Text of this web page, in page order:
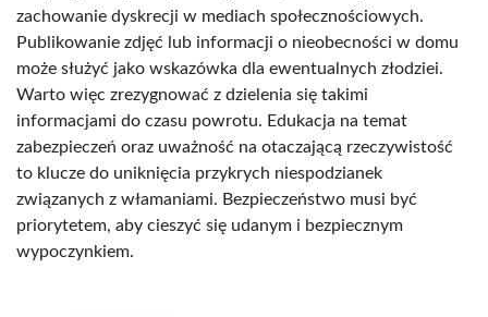
zachowanie dyskrecji w mediach społecznościowych.
Publikowanie zdjęć lub informacji o nieobecności w domu
może służyć jako wskazówka dla ewentualnych złodziei.
Warto więc zrezygnować z dzielenia się takimi
informacjami do czasu powrotu. Edukacja na temat
zabezpieczeń oraz uważność na otaczającą rzeczywistość
to klucze do uniknięcia przykrych niespodzianek
związanych z włamaniami. Bezpieczeństwo musi być
priorytetem, aby cieszyć się udanym i bezpiecznym
wypoczynkiem.